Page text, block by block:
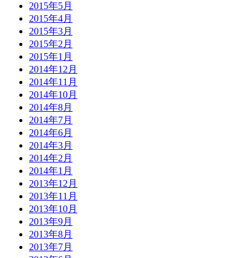
2015年5月
2015年4月
2015年3月
2015年2月
2015年1月
2014年12月
2014年11月
2014年10月
2014年8月
2014年7月
2014年6月
2014年3月
2014年2月
2014年1月
2013年12月
2013年11月
2013年10月
2013年9月
2013年8月
2013年7月